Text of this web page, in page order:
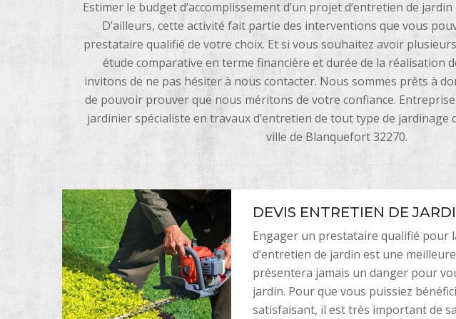
Estimer le budget d’accomplissement d’un projet d’entretien de
D’ailleurs, cette activité fait partie des interventions que vous
prestataire qualifié de votre choix. Et si vous souhaitez avoir
étude comparative en terme financière et durée de la réalisation
invitons de ne pas hésiter à nous contacter. Nous sommes prêts à
de pouvoir prouver que nous méritons de votre confiance.
jardinier spécialiste en travaux d’entretien de tout type de jardinage
ville de Blanquefort 32270.
DEVIS ENTRETIEN DE
Engager un prestataire qualifié pour
d’entretien de jardin est une
présentera jamais un danger pour
jardin. Pour que vous puissiez
satisfaisant, il est très important de